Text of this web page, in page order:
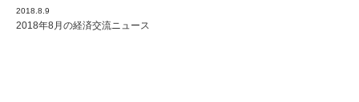
2018.8.9
2018年8月の経済交流ニュース